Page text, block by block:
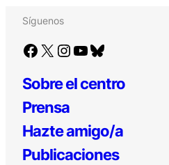
Síguenos
Facebook X Instagram YouTube Bluesky
Sobre el centro
Prensa
Hazte amigo/a
Publicaciones